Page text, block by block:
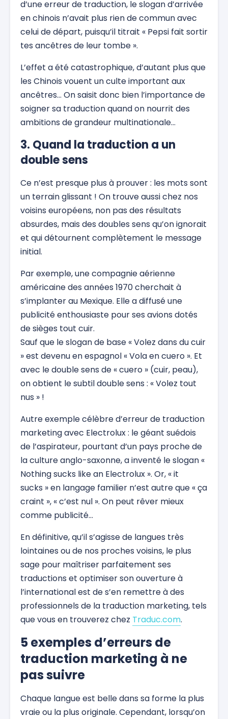
d’une erreur de traduction, le slogan d’arrivée
en chinois n’avait plus rien de commun avec
celui de départ, puisqu’il titrait « Pepsi fait sortir
tes ancêtres de leur tombe ».
L’effet a été catastrophique, d’autant plus que
les Chinois vouent un culte important aux
ancêtres… On saisit donc bien l’importance de
soigner sa traduction quand on nourrit des
ambitions de grandeur multinationale…
3. Quand la traduction a un
double sens
Ce n’est presque plus à prouver : les mots sont
un terrain glissant ! On trouve aussi chez nos
voisins européens, non pas des résultats
absurdes, mais des doubles sens qu’on ignorait
et qui détournent complètement le message
initial.
Par exemple, une compagnie aérienne
américaine des années 1970 cherchait à
s’implanter au Mexique. Elle a diffusé une
publicité enthousiaste pour ses avions dotés
de sièges tout cuir.
Sauf que le slogan de base « Volez dans du cuir
» est devenu en espagnol « Vola en cuero ». Et
avec le double sens de « cuero » (cuir, peau),
on obtient le subtil double sens : « Volez tout
nus » !
Autre exemple célèbre d’erreur de traduction
marketing avec Electrolux : le géant suédois
de l’aspirateur, pourtant d’un pays proche de
la culture anglo-saxonne, a inventé le slogan «
Nothing sucks like an Electrolux ». Or, « it
sucks » en langage familier n’est autre que « ça
craint », « c’est nul ». On peut rêver mieux
comme publicité…
En définitive, qu’il s’agisse de langues très
lointaines ou de nos proches voisins, le plus
sage pour maîtriser parfaitement ses
traductions et optimiser son ouverture à
l’international est de s’en remettre à des
professionnels de la traduction marketing, tels
que vous en trouverez chez Traduc.com.
5 exemples d’erreurs de
traduction marketing à ne
pas suivre
Chaque langue est belle dans sa forme la plus
vraie ou la plus originale. Cependant, lorsqu’on